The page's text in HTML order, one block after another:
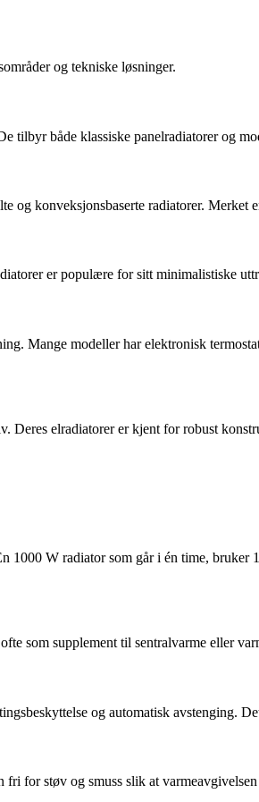
og tekniske løsninger.
tilbyr både klassiske panelradiatorer og
og konveksjonsbaserte radiatorer.
er populære for sitt minimalistiske
Mange modeller har elektronisk
elradiatorer er kjent for robust
1000 W radiator som går i én time,
som supplement til sentralvarme eller
og automatisk avstenging.
for støv og smuss slik at